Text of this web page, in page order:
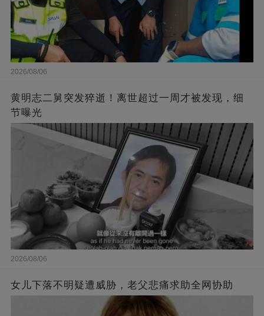
2026/08/06
黄明志二舅突发猝逝！离世超过一周才被发现，细
节曝光
2026/08/06
女儿下落不明疑遭威胁，老父悲痛求助全网协助